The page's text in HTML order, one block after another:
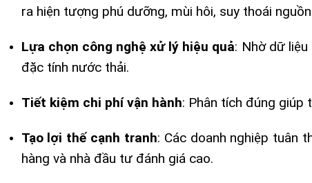
ra hiện tượng phú dưỡng, mùi hôi, suy thoái
Lựa chọn công nghệ xử lý hiệu quả: Nhờ dữ
đặc tính nước thải.
Tiết kiệm chi phí vận hành: Phân tích đúng giúp
Tạo lợi thế cạnh tranh: Các doanh nghiệp tuân
hàng và nhà đầu tư đánh giá cao.